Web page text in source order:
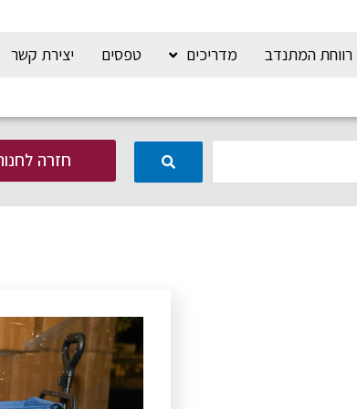
רווחת המתנדב מדריכים טפסים יצירת קשר
חזרה